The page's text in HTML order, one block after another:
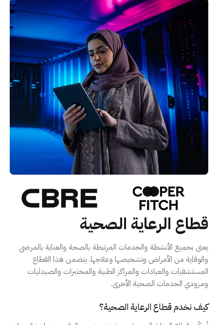
قطاع الرعاية الصحية
يعنى بجميع الأنشطة والخدمات المرتبطة بالصحة والعناية بالمرضى
والوقاية من الأمراض وتشخيصها وعلاجها. يتضمن هذا القطاع
المستشفيات والعيادات والمراكز الطبية والمختبرات والصيدليات
ومزودي الخدمات الصحية الأخرى.
كيف نخدم قطاع الرعاية الصحية؟